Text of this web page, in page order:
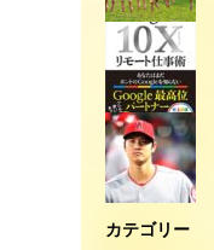
カテゴリー